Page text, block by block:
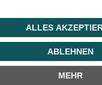
2025 | Alle